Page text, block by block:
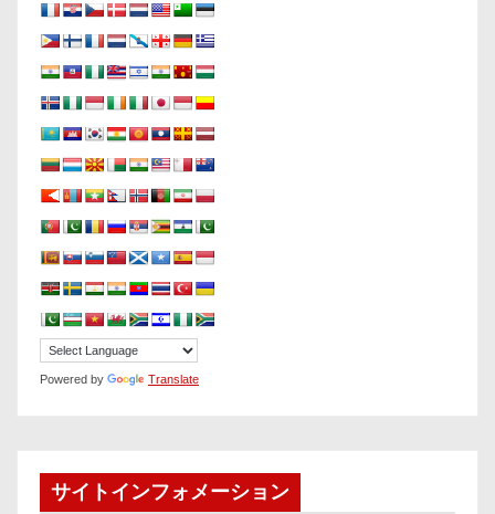
Powered by Translate
サイトインフォメーション